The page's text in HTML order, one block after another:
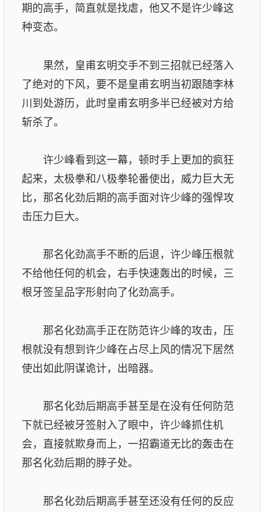
期的高手，简直就是找虐，他又不是许少峰这
种变态。
果然，皇甫玄明交手不到三招就已经落入
了绝对的下风，要不是皇甫玄明当初跟随李林
川到处游历，此时皇甫玄明多半已经被对方给
斩杀了。
许少峰看到这一幕，顿时手上更加的疯狂
起来，太极拳和八极拳轮番使出，威力巨大无
比，那名化劲后期的高手面对许少峰的强悍攻
击压力巨大。
那名化劲高手不断的后退，许少峰压根就
不给他任何的机会，右手快速轰出的时候，三
根牙签呈品字形射向了化劲高手。
那名化劲高手正在防范许少峰的攻击，压
根就没有想到许少峰在占尽上风的情况下居然
使出如此阴谋诡计，出暗器。
那名化劲后期高手甚至是在没有任何防范
下就已经被牙签射入了眼中，许少峰抓住机
会，直接就欺身而上，一招霸道无比的轰击在
那名化劲后期的脖子处。
那名化劲后期高手甚至还没有任何的反应